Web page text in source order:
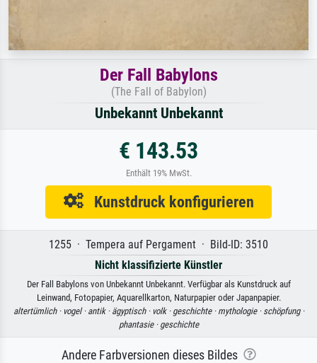
Der Fall Babylons
(The Fall of Babylon)
Unbekannt Unbekannt
€ 143.53
Enthält 19% MwSt.
Kunstdruck konfigurieren
1255 · Tempera auf Pergament · Bild-ID: 3510
Nicht klassifizierte Künstler
Der Fall Babylons von Unbekannt Unbekannt. Verfügbar als Kunstdruck auf
Leinwand, Fotopapier, Aquarellkarton, Naturpapier oder Japanpapier.
altertümlich · vogel · antik · ägyptisch · volk · geschichte · mythologie · schöpfung ·
phantasie · geschichte
Andere Farbversionen dieses Bildes